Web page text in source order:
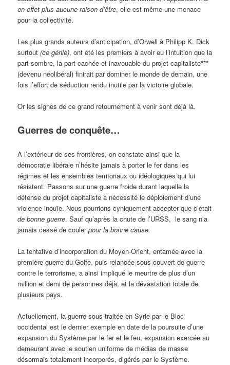
en effet plus aucune raison d’être, elle est même une menace
pour la collectivité.
Les plus grands auteurs d’anticipation, d’Orwell à Philipp K. Dick
surtout(ce génie), ont été les premiers à avoir eu l’intuition que la
part sombre, la part cachée et inavouable du projet capitaliste***
(devenu néolibéral) finirait par dominer le monde de demain, une
fois l’effort de séduction rendu inutile par la victoire globale.
Or les signes de ce grand retournement à venir sont déjà là.
Guerres de conquête…
A l’extérieur de ses frontières, on constate ainsi que la
démocratie libérale n’hésite jamais à porter le fer dans les
régimes et les ensembles territoriaux ou idéologiques qui lui
résistent. Passons sur une guerre froide durant laquelle la
défense du projet capitaliste a nécessité le déploiement d’une
violence inouïe. Nous pourrions cyniquement accepter que c’était
de bonne guerre. Sauf qu’après la chute de l’URSS, le sang n’a
jamais cessé de coulerpour la bonne cause.
La tentative d’incorporation du Moyen-Orient, entamée avec la
première guerre du Golfe, puis relancée sous couvert de guerre
contre le terrorisme, a ainsi impliqué le meurtre de plus d’un
million et demi de personnes déjà, et la dévastation totale de
plusieurs pays.
Actuellement, la guerre sous-traitée en Syrie par le Bloc
occidental est le dernier exemple en date de la poursuite d’une
expansion du Système par le fer et le feu, expansion exercée au
demeurant avec le soutien uniforme de médias de masse
désormais totalement incorporés, digérés par le Système.